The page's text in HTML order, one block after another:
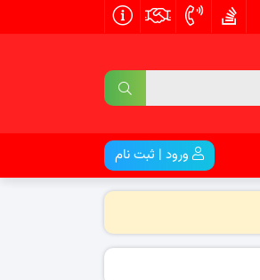
ورود | ثبت نام